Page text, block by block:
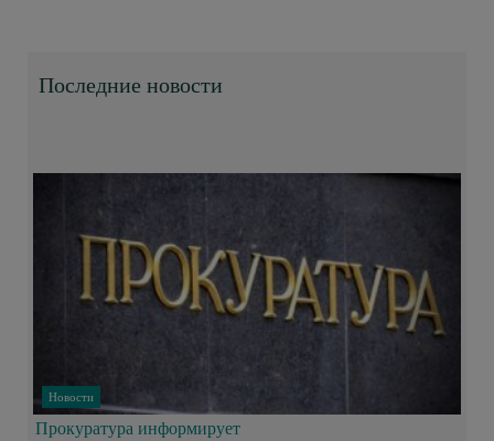
Последние новости
Новости
Прокуратура информирует